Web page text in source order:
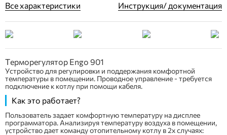
Все характеристики Инструкция/ документация
Терморегулятор Engo 901
Устройство для регулировки и поддержания комфортной
температуры в помещении. Проводное управление - требуется
подключение к котлу при помощи кабеля.
Как это работает?
Пользователь задает комфортную температуру на дисплее
программатора. Анализируя температуру воздуха в помещении,
устройство дает команду отопительному котлу в 2х случаях: